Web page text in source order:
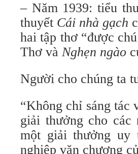
– Năm 1939: tiểu
thuyết Cái nhà gạch
hai tập thơ “được
Thơ và Nghẹn ngào
Người cho chúng ta
“Không chỉ sáng tác
giải thưởng cho
một giải thưởng uy
nghiệp văn chương